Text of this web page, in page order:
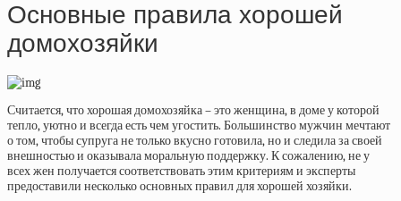
Основные правила хорошей
домохозяйки
Считается, что хорошая домохозяйка – это женщина, в доме у которой
тепло, уютно и всегда есть чем угостить. Большинство мужчин мечтают
о том, чтобы супруга не только вкусно готовила, но и следила за своей
внешностью и оказывала моральную поддержку. К сожалению, не у
всех жен получается соответствовать этим критериям и эксперты
предоставили несколько основных правил для хорошей хозяйки.